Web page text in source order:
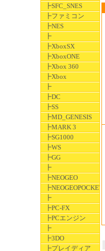
┣SFC_SNES
┣ファミコン
┣NES
┣
┣XboxSX
┣XboxONE
┣Xbox 360
┣Xbox
┣
┣DC
┣SS
┣MD_GENESIS
┣MARK 3
┣SG1000
┣WS
┣GG
┣
┣NEOGEO
┣NEOGEOPOCKET
┣
┣PC-FX
┣PCエンジン
┣
┣3DO
┣プレイディア